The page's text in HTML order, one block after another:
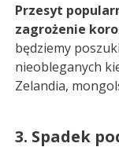
Przesyt
zagrożenie
będziemy
nieobleganych
Zelandia,
3. Spadek